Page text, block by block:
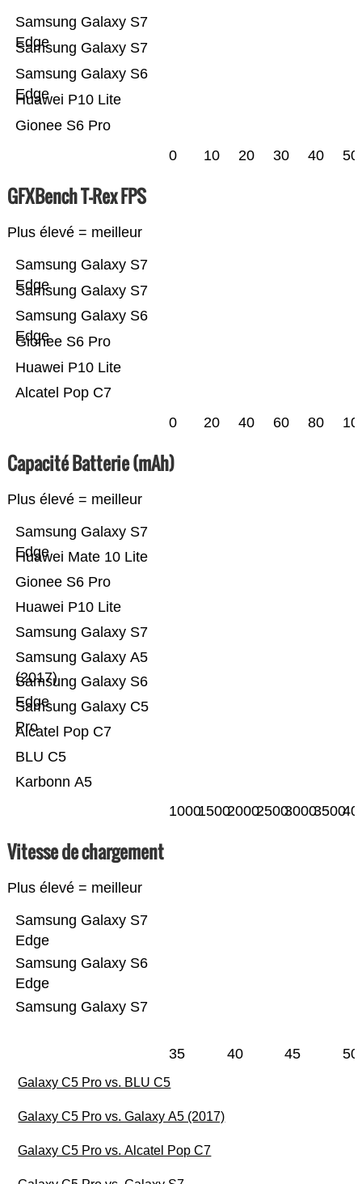
Gionee S6 Pro
Huawei P10 Lite
Samsung Galaxy S6
Edge
Samsung Galaxy S7
Samsung Galaxy S7
Edge
0 10 20 30 40 50
GFXBench T-Rex FPS
Plus élevé = meilleur
Alcatel Pop C7
Huawei P10 Lite
Gionee S6 Pro
Samsung Galaxy S6
Edge
Samsung Galaxy S7
Samsung Galaxy S7
Edge
0 20 40 60 80
Capacité Batterie (mAh)
Plus élevé = meilleur
Karbonn A5
BLU C5
Alcatel Pop C7
Samsung Galaxy C5
Pro
Samsung Galaxy S6
Edge
Samsung Galaxy A5
(2017)
Samsung Galaxy S7
Huawei P10 Lite
Gionee S6 Pro
Huawei Mate 10 Lite
Samsung Galaxy S7
Edge
100015002000250030003500
Vitesse de chargement
Plus élevé = meilleur
Samsung Galaxy S7
Samsung Galaxy S6
Edge
Samsung Galaxy S7
Edge
35 40 45 50
Galaxy C5 Pro vs. BLU C5
Galaxy C5 Pro vs. Galaxy A5 (2017)
Galaxy C5 Pro vs. Alcatel Pop C7